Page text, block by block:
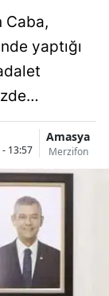
Caba,
yaptığı
13:57
Amasya
Merzifon